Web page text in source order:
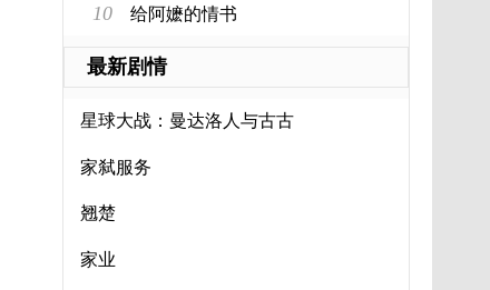
10 给阿嬷的情书
最新剧情
星球大战：曼达洛人与古古
家弑服务
翘楚
家业